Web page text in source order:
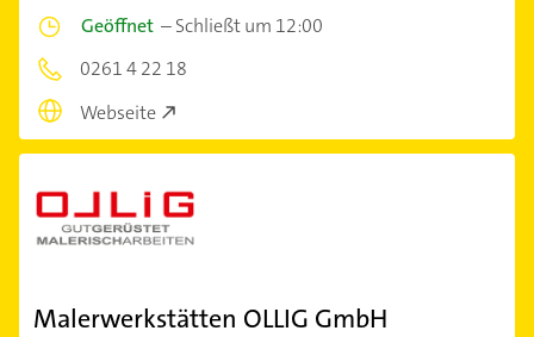
Geöffnet –Schließt um 12:00
0261 4 22 18
Webseite
Malerwerkstätten OLLIG GmbH